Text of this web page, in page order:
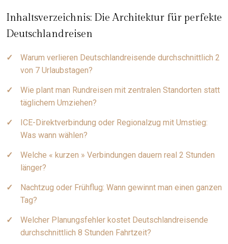
Inhaltsverzeichnis: Die Architektur für perfekte
Deutschlandreisen
Warum verlieren Deutschlandreisende durchschnittlich 2
von 7 Urlaubstagen?
Wie plant man Rundreisen mit zentralen Standorten statt
täglichem Umziehen?
ICE-Direktverbindung oder Regionalzug mit Umstieg:
Was wann wählen?
Welche « kurzen » Verbindungen dauern real 2 Stunden
länger?
Nachtzug oder Frühflug: Wann gewinnt man einen ganzen
Tag?
Welcher Planungsfehler kostet Deutschlandreisende
durchschnittlich 8 Stunden Fahrtzeit?